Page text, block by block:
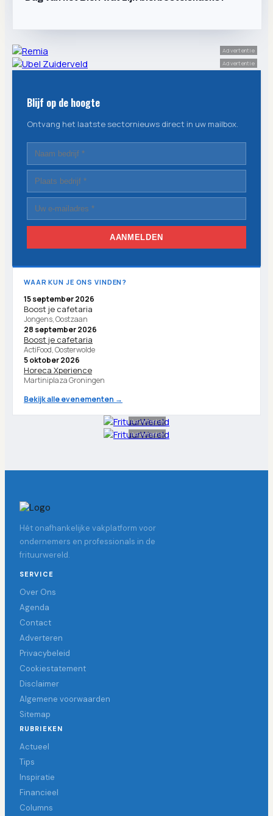
Advertentie
Advertentie
Blijf op de hoogte
Ontvang het laatste sectornieuws direct in uw mailbox.
AANMELDEN
WAAR KUN JE ONS VINDEN?
15 september 2026
Boost je cafetaria
Jongens, Oostzaan
28 september 2026
Boost je cafetaria
ActiFood, Oosterwolde
5 oktober 2026
Horeca Xperience
Martiniplaza Groningen
Bekijk alle evenementen →
Advertentie
Advertentie
Hét onafhankelijke vakplatform voor
ondernemers en professionals in de
frituurwereld.
SERVICE
Over Ons
Agenda
Contact
Adverteren
Privacybeleid
Cookiestatement
Disclaimer
Algemene voorwaarden
Sitemap
RUBRIEKEN
Actueel
Tips
Inspiratie
Financieel
Columns